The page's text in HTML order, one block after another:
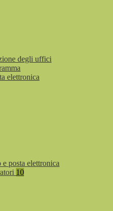
degli uffici
elettronica
e posta elettronica
10